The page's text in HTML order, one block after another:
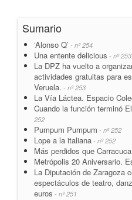
Sumario
‘Alonso Q’ - nº 254
Una entente delicious - nº 253
La DPZ ha vuelto a
actividades gratuitas para
Veruela. - nº 253
La Vía Láctea. Espacio
Cuando la función terminó
252
Pumpum Pumpum - nº 252
Lope a la italiana - nº 252
Más perdidos que Carracuca
Metrópolis 20 Aniversario.
La Diputación de Zaragoza
espectáculos de teatro,
euros - nº 251